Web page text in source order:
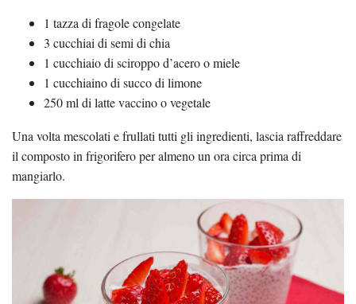
1 tazza di fragole congelate
3 cucchiai di semi di chia
1 cucchiaio di sciroppo d’acero o miele
1 cucchiaino di succo di limone
250 ml di latte vaccino o vegetale
Una volta mescolati e frullati tutti gli ingredienti, lascia raffreddare
il composto in frigorifero per almeno un ora circa prima di
mangiarlo.